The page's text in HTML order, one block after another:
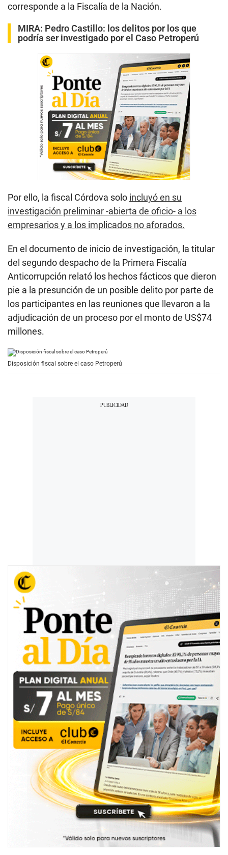
corresponde a la Fiscalía de la Nación.
MIRA: Pedro Castillo: los delitos por los que
podría ser investigado por el Caso Petroperú
Por ello, la fiscal Córdova solo incluyó en su
investigación preliminar -abierta de oficio- a los
empresarios y a los implicados no aforados.
En el documento de inicio de investigación, la titular
del segundo despacho de la Primera Fiscalía
Anticorrupción relató los hechos fácticos que dieron
pie a la presunción de un posible delito por parte de
los participantes en las reuniones que llevaron a la
adjudicación de un proceso por el monto de US$74
millones.
Disposición fiscal sobre el caso Petroperú